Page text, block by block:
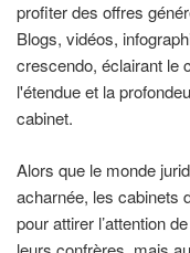
profiter des offres
Blogs, vidéos,
crescendo, éclairant le
l'étendue et la
cabinet.
Alors que le monde
acharnée, les cabinets
pour attirer l’attention